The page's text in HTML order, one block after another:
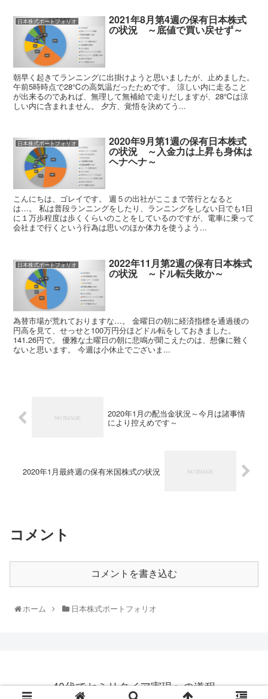
日本株式ポートフォリオ 2021年8月第4週の保有日本株式
の状況 ～底値で買い戻せず～
朝早く起きてランニングに出掛けようと思いましたが、止めました。
午前5時時点で28℃の高気温だったためです。 涼しい内に走ること
が出来るのであれば、無理して無補給で走りだしますが、28℃は涼
しい内に含まれません。 夕方、覚悟を決めてう...
日本株式ポートフォリオ 2020年9月第1週の保有日本株式
の状況 ～入金力は上昇も身体は
ヘナヘナ～
こんにちは、ゴレイです。 週５の出社がここまで苦行となると
は…。 私は普段ランニングをしたり、ランニングをしない日でも1日
に１万歩程度は歩くくらいのことをしているのですが、電車に乗って
会社まで行くという行為は思いのほか体力を使うよう...
日本株式ポートフォリオ 2022年11月第2週の保有日本株式
の状況 ～ドル転失敗か～
為替市場が荒れておりますな…。 金曜日の朝に経済指標を通過後の
円高を見て、せっせと100万円分ほどドル転をしておきました。
141.26円で。 優雅な土曜日の朝に悲鳴が聞こえたのは、想像に難く
ないと思います。 今週は小休止でございま...
2020年1月の配当金状況～今月は諸事情
により控えめです～
2020年1月最終週の保有米国株式の状況
コメント
コメントを書き込む
ホーム 日本株式ポートフォリオ
40代でセミリタイア実現への道程